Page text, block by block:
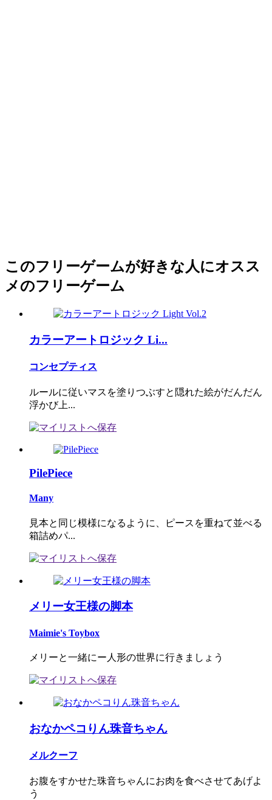
このフリーゲームが好きな人にオスス
メのフリーゲーム
カラーアートロジック Li...
コンセプティス
ルールに従いマスを塗りつぶすと隠れた絵がだんだん
浮かび上...
PilePiece
Many
見本と同じ模様になるように、ピースを重ねて並べる
箱詰めパ...
メリー女王様の脚本
Maimie's Toybox
メリーと一緒にー人形の世界に行きましょう
おなかペコりん珠音ちゃん
メルクーフ
お腹をすかせた珠音ちゃんにお肉を食べさせてあげよ
う